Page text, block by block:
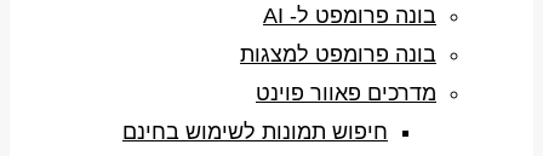
בונה פרומפט ל- AI
בונה פרומפט למצגות
מדרכים פאוור פוינט
חיפוש תמונות לשימוש בחינם